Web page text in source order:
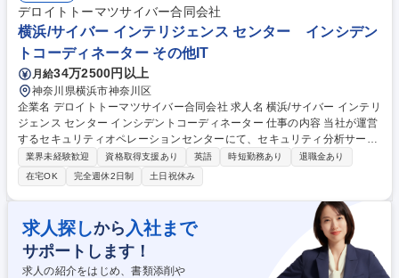
ステムソリューションをワンストップで提供しています。 募集職種 ＜広
域＞【公共SI第4部】東京:運用コンサルタント・設計エンジニア＜伊藤忠
商事G＞
デロイトトーマツサイバー合同会社
横浜/サイバー インテリジェンス センター インシデン
トコーディネーター その他IT
月給34万2500円以上
神奈川県横浜市神奈川区
企業名 デロイトトーマツサイバー合同会社 求人名 横浜/サイバー インテリ
ジェンス センター インシデントコーディネーター 仕事の内容 当社が運営
するセキュリティオペレーションセンターにて、セキュリティ分析サービ
スにおけるお客様専任担当として、定例会対応等の定例業務を担当いたし
ます。 【具体的な業務内容】 ■クライアント専任担当として、定例会対応
等の定例業務 ■セキュリティインシデント発生時には、お客様現地もしく
はリモートより対応時に助言業務を担当。インシデントの分析からセキュ
リティ製品にまつわる提言まで、顧客の課題に応えるソリューション提案
を行います。 募集職種 横浜/サイバー インテリジェンス センター インシ
デントコーディネーター
業界未経験歓迎 資格取得支援あり 英語 時短勤務あり
退職金あり
在宅OK
完全週休2日制 土日祝休み
求人探しから 入社まで
サポートします！
求人の紹介をはじめ、書類添削や